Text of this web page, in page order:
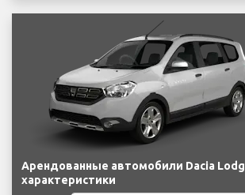
Арендованные автомобили Dacia
характеристики